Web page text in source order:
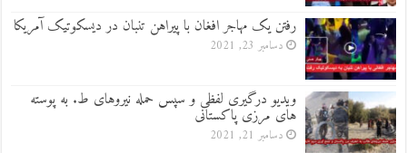
رفتن یک مهاجر افغان با پیراهن تنبان در دیسکوتیک آمریکا
دسامبر 23, 2021
ویدیو درگیری لفظی و سپس حمله نیروهای ط. به پوسته
های مرزی پاکستانی
دسامبر 21, 2021